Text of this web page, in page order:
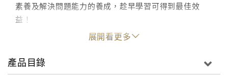
素養及解決問題能力的養成，趁早學習可得到最佳效
益！
展開看更多
產品目錄